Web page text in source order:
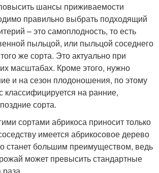
шансы приживаемости
правильно выбрать подходящий
– это самоплодность, то есть
пыльцой, или пыльцой соседнего
же сорта. Это актуально при
масштабах. Кроме этого, нужно
и на сезон плодоношения, по этому
классифицируется на ранние,
сорта.
сортами абрикоса приносит только
имеется абрикосовое дерево
станет большим преимуществом, ведь
может превысить стандартные